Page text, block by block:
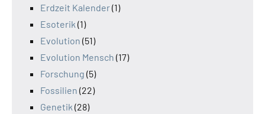
Erdzeit Kalender(1)
Esoterik (1)
Evolution (51)
Evolution Mensch (17)
Forschung (5)
Fossilien (22)
Genetik (28)